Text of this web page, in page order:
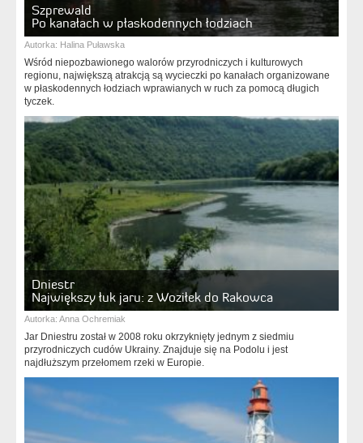
Szprewald
Po kanałach w płaskodennych łodziach
Autorka: Halina Puławska
Wśród niepozbawionego walorów przyrodniczych i kulturowych
regionu, największą atrakcją są wycieczki po kanałach organizowane
w płaskodennych łodziach wprawianych w ruch za pomocą długich
tyczek.
Dniestr
Największy łuk jaru: z Woziłek do Rakowca
Autorka: Anna Ochremiak
Jar Dniestru został w 2008 roku okrzyknięty jednym z siedmiu
przyrodniczych cudów Ukrainy. Znajduje się na Podolu i jest
najdłuższym przełomem rzeki w Europie.